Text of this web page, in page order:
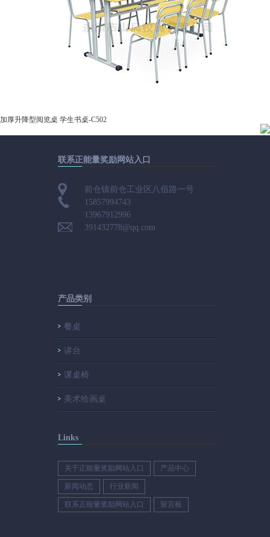
加厚升降型阅览桌 学生书桌-C502
联系正能量奖励网站入口
前仓镇前仓工业区八佰路一号
15857994743
13967912996
391432778@qq.com
产品类别
餐桌
讲台
课桌椅
美术绘画桌
Links
关于正能量奖励网站入口 产品中心
新闻动态 行业新闻
联系正能量奖励网站入口 留言板